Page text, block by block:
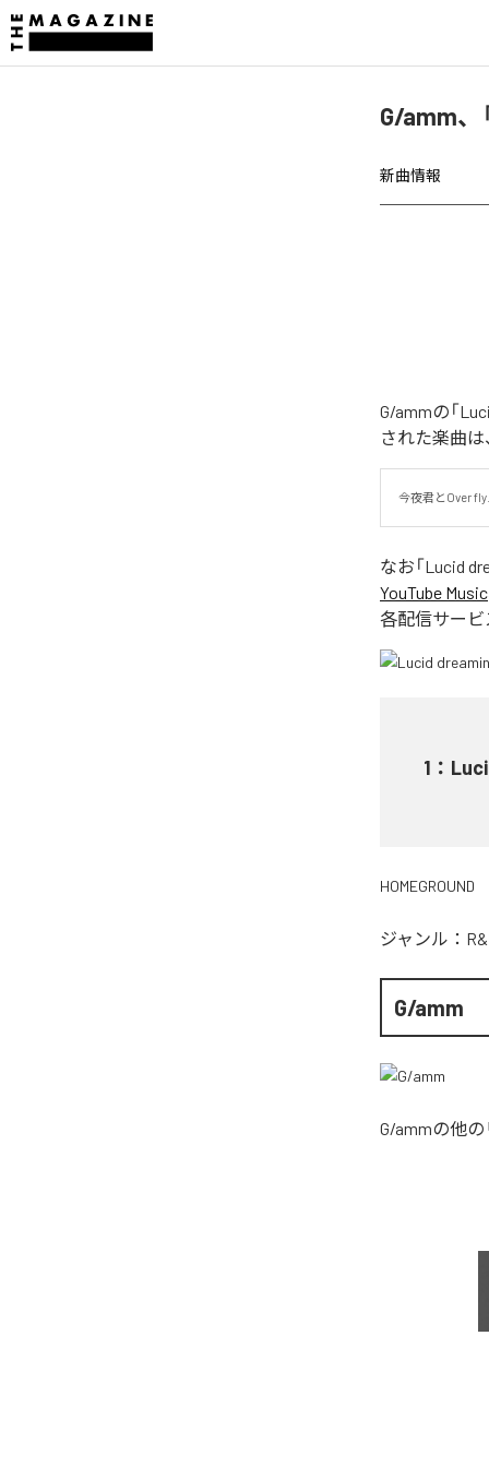
G/amm、
新曲情報
G/ammの「
された楽曲は
今夜君とOver
なお「Lucid
YouTube Music
各配信サービ
1 ：
HOMEGROUND
ジャンル：
G/amm
G/ammの他の